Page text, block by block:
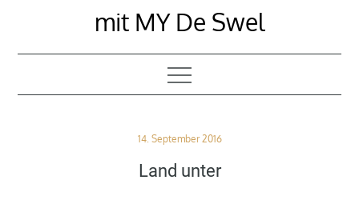
mit MY De Swel
Posted
14. September 2016
Land unter